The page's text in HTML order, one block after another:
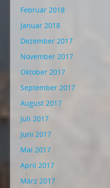
Februar 2018
Januar 2018
Dezember 2017
November 2017
Oktober 2017
September 2017
August 2017
Juli 2017
Juni 2017
Mai 2017
April 2017
März 2017